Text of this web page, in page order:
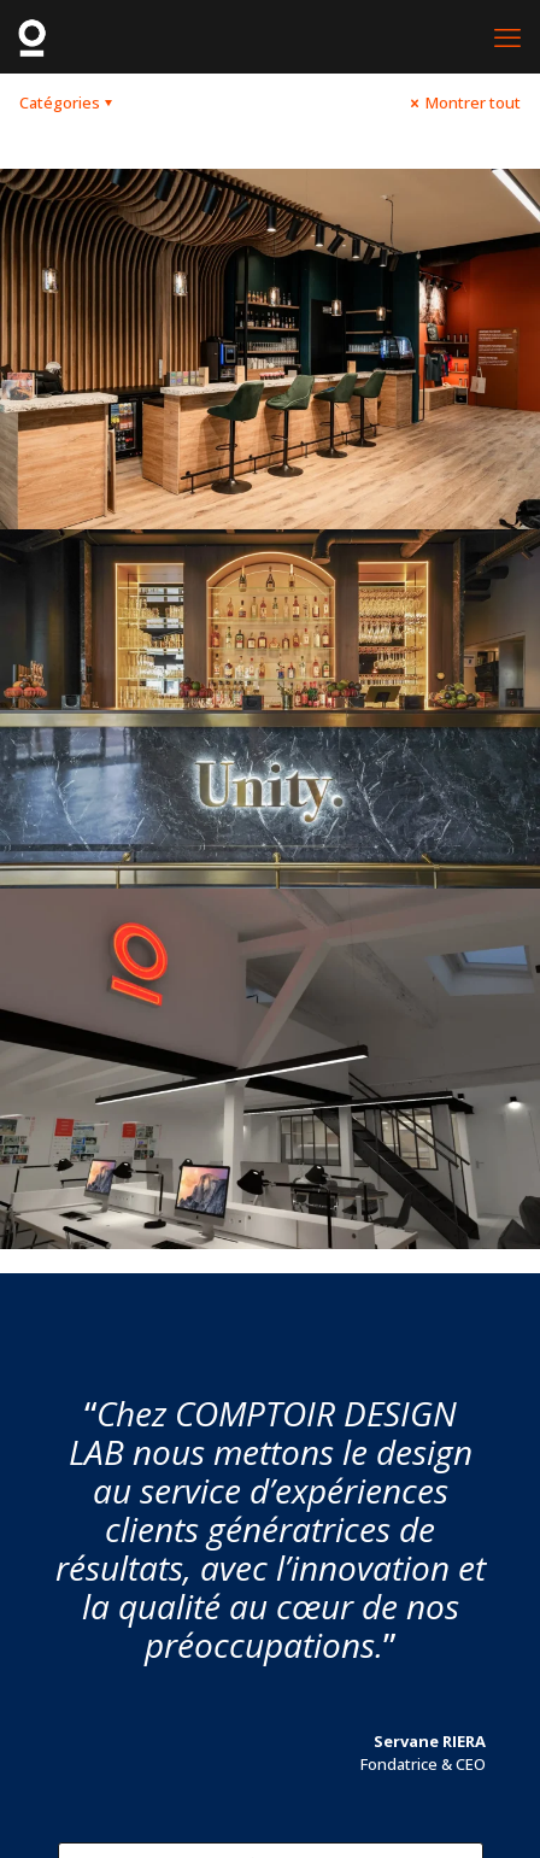
Catégories Montrer tout
“Chez COMPTOIR DESIGN
LAB nous mettons le design
au service d’expériences
clients génératrices de
résultats, avec l’innovation et
la qualité au cœur de nos
préoccupations.”
Servane RIERA
Fondatrice & CEO